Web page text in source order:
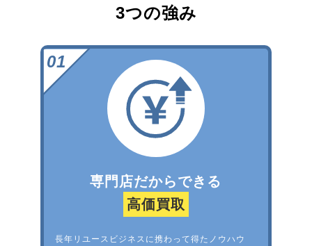
3つの強み
専門店だからできる
高価買取
長年リユースビジネスに携わって得たノウハウ